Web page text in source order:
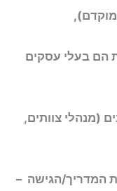
הם בעלי עסקים
(מנהלי צוותים,
המדריך/הגישה –